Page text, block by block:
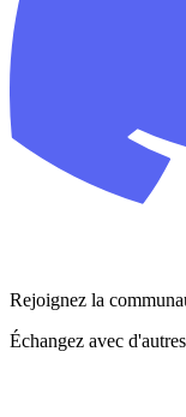
Rejoignez la
Échangez avec